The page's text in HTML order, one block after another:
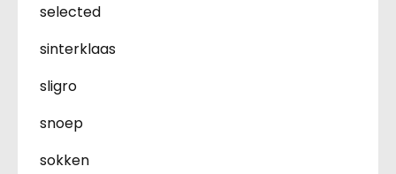
selected
sinterklaas
sligro
snoep
sokken